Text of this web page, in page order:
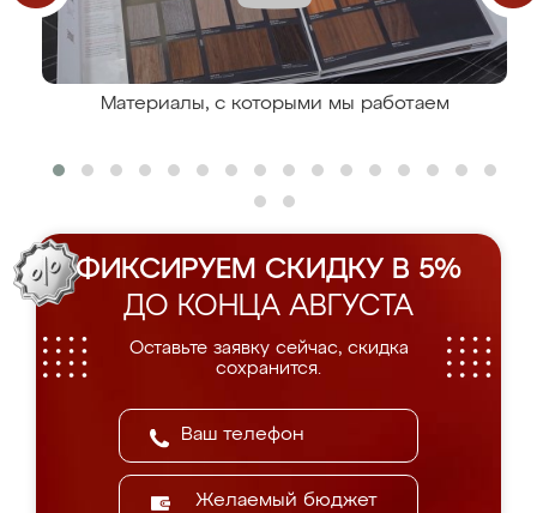
Материалы, с которыми мы работаем
ФИКСИРУЕМ СКИДКУ В 5%
ДО КОНЦА АВГУСТА
Оставьте заявку сейчас, скидка
сохранится.
Желаемый бюджет